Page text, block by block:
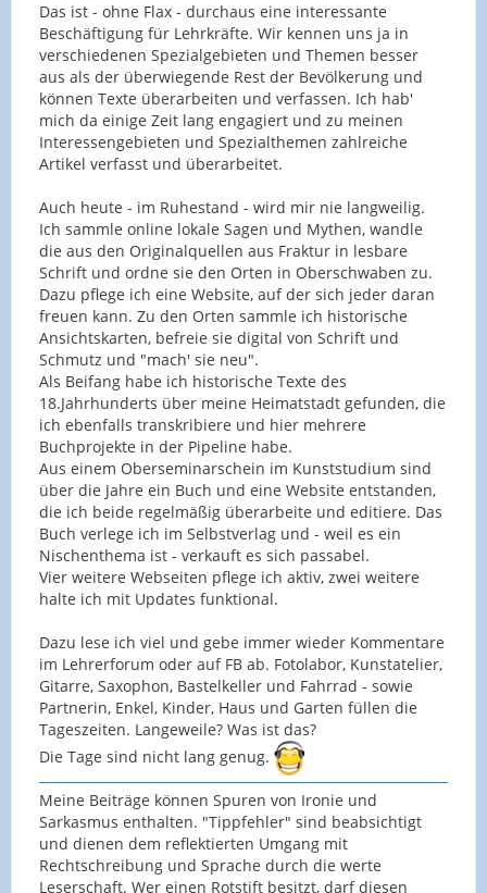
Das ist - ohne Flax - durchaus eine interessante
Beschäftigung für Lehrkräfte. Wir kennen uns ja in
verschiedenen Spezialgebieten und Themen besser
aus als der überwiegende Rest der Bevölkerung und
können Texte überarbeiten und verfassen. Ich hab'
mich da einige Zeit lang engagiert und zu meinen
Interessengebieten und Spezialthemen zahlreiche
Artikel verfasst und überarbeitet.
Auch heute - im Ruhestand - wird mir nie langweilig.
Ich sammle online lokale Sagen und Mythen, wandle
die aus den Originalquellen aus Fraktur in lesbare
Schrift und ordne sie den Orten in Oberschwaben zu.
Dazu pflege ich eine Website, auf der sich jeder daran
freuen kann. Zu den Orten sammle ich historische
Ansichtskarten, befreie sie digital von Schrift und
Schmutz und "mach' sie neu".
Als Beifang habe ich historische Texte des
18.Jahrhunderts über meine Heimatstadt gefunden, die
ich ebenfalls transkribiere und hier mehrere
Buchprojekte in der Pipeline habe.
Aus einem Oberseminarschein im Kunststudium sind
über die Jahre ein Buch und eine Website entstanden,
die ich beide regelmäßig überarbeite und editiere. Das
Buch verlege ich im Selbstverlag und - weil es ein
Nischenthema ist - verkauft es sich passabel.
Vier weitere Webseiten pflege ich aktiv, zwei weitere
halte ich mit Updates funktional.
Dazu lese ich viel und gebe immer wieder Kommentare
im Lehrerforum oder auf FB ab. Fotolabor, Kunstatelier,
Gitarre, Saxophon, Bastelkeller und Fahrrad - sowie
Partnerin, Enkel, Kinder, Haus und Garten füllen die
Tageszeiten. Langeweile? Was ist das?
Die Tage sind nicht lang genug.
Meine Beiträge können Spuren von Ironie und
Sarkasmus enthalten. "Tippfehler" sind beabsichtigt
und dienen dem reflektierten Umgang mit
Rechtschreibung und Sprache durch die werte
Leserschaft. Wer einen Rotstift besitzt, darf diesen